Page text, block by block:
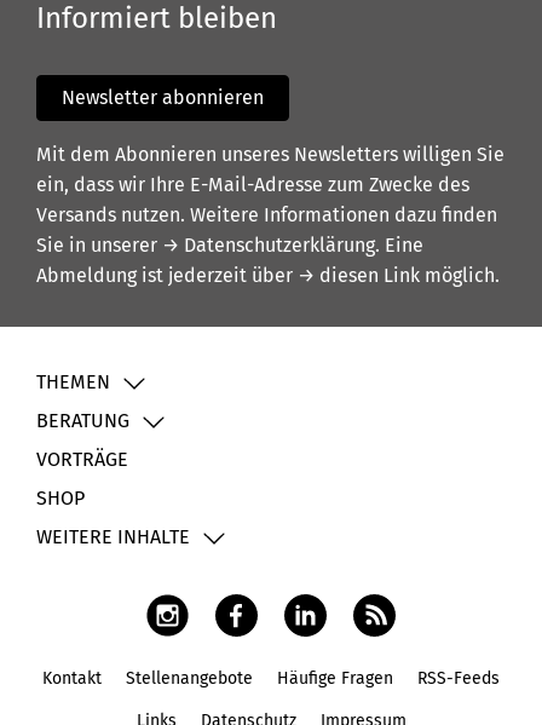
Informiert bleiben
Newsletter abonnieren
Mit dem Abonnieren unseres Newsletters willigen Sie
ein, dass wir Ihre E-Mail-Adresse zum Zwecke des
Versands nutzen. Weitere Informationen dazu finden
Sie in unserer → Datenschutzerklärung. Eine
Abmeldung ist jederzeit über → diesen Link möglich.
THEMEN
BERATUNG
VORTRÄGE
SHOP
WEITERE INHALTE
Kontakt Stellenangebote Häufige Fragen RSS-Feeds